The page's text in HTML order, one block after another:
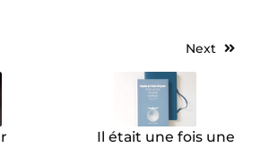
Next
Il était une fois une